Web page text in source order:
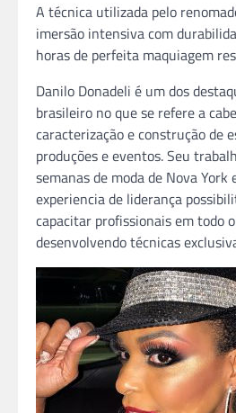
A técnica utilizada pelo
imersão intensiva com
horas de perfeita maquiagem
Danilo Donadeli é um dos
brasileiro no que se refere a
caracterização e construção de
produções e eventos. Seu
semanas de moda de Nova York
experiencia de liderança
capacitar profissionais em todo
desenvolvendo técnicas